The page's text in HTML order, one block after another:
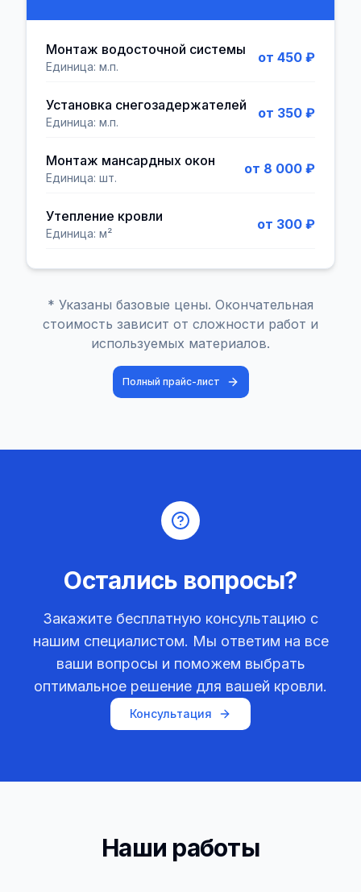
Монтаж водосточной системы
Единица: м.п.
от 450 ₽
Установка снегозадержателей
Единица: м.п.
от 350 ₽
Монтаж мансардных окон
Единица: шт.
от 8 000 ₽
Утепление кровли
Единица: м²
от 300 ₽
* Указаны базовые цены. Окончательная
стоимость зависит от сложности работ и
используемых материалов.
Полный прайс-лист
Остались вопросы?
Закажите бесплатную консультацию с
нашим специалистом. Мы ответим на все
ваши вопросы и поможем выбрать
оптимальное решение для вашей кровли.
Консультация
Наши работы